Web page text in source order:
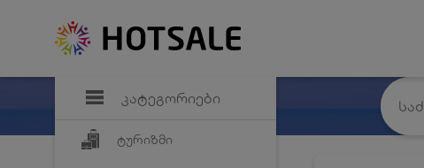
კატეგორიები
ტურიზმი